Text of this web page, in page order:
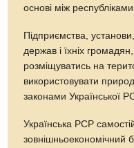
основі між
Підприємства,
держав і їхніх
розміщуватись на
використовувати
законами Української
Українська РСР
зовнішньоекономічний